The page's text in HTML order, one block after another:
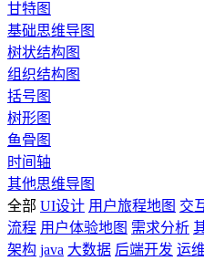
甘特图
基础思维导图
树状结构图
组织结构图
括号图
树形图
鱼骨图
时间轴
其他思维导图
全部 UI设计 用户旅程地图 交
流程 用户体验地图 需求分析
架构 java 大数据 后端开发 运维